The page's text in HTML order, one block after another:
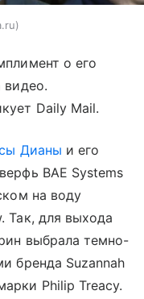
о его
видео.
Daily Mail.
Дианы и его
BAE Systems
на воду
Так, для выхода
выбрала темно-
бренда Suzannah
Philip Treacy.